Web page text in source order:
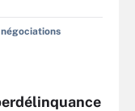
négociations